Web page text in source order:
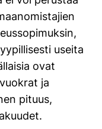
useita
ovat
ja
pituus,